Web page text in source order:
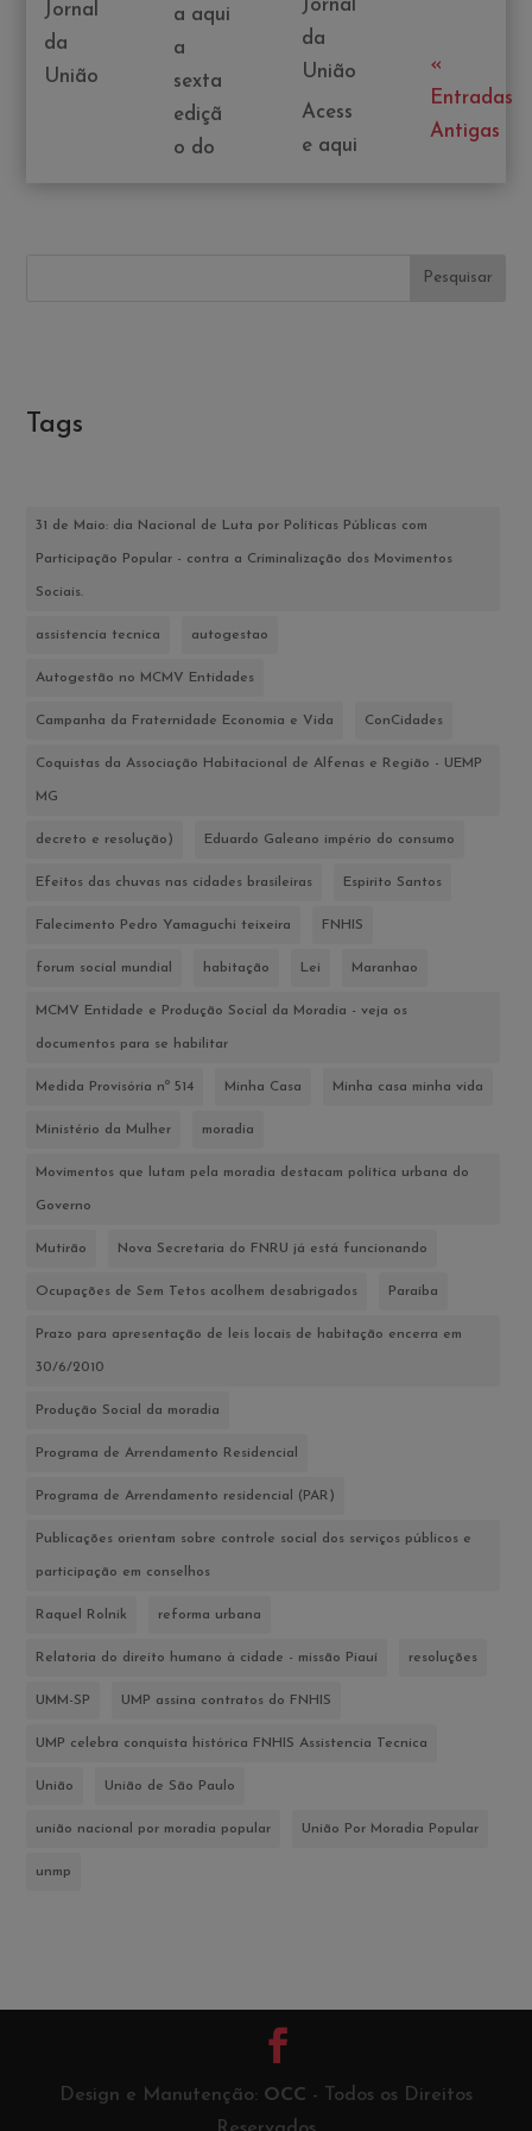
Jornal
da
União
a aqui
a
sexta
ediçã
o do
Jornal
da
União
Acess
e aqui
«
Entradas
Antigas
Pesquisar
Tags
31 de Maio: dia Nacional de Luta por Políticas Públicas com
Participação Popular - contra a Criminalização dos Movimentos
Sociais.
assistencia tecnica autogestao
Autogestão no MCMV Entidades
Campanha da Fraternidade Economia e Vida ConCidades
Coquistas da Associação Habitacional de Alfenas e Região - UEMP
MG
decreto e resolução) Eduardo Galeano império do consumo
Efeitos das chuvas nas cidades brasileiras Espirito Santos
Falecimento Pedro Yamaguchi teixeira FNHIS
forum social mundial habitação Lei Maranhao
MCMV Entidade e Produção Social da Moradia - veja os
documentos para se habilitar
Medida Provisória nº 514 Minha Casa Minha casa minha vida
Ministério da Mulher moradia
Movimentos que lutam pela moradia destacam política urbana do
Governo
Mutirão Nova Secretaria do FNRU já está funcionando
Ocupações de Sem Tetos acolhem desabrigados Paraíba
Prazo para apresentação de leis locais de habitação encerra em
30/6/2010
Produção Social da moradia
Programa de Arrendamento Residencial
Programa de Arrendamento residencial (PAR)
Publicações orientam sobre controle social dos serviços públicos e
participação em conselhos
Raquel Rolnik reforma urbana
Relatoria do direito humano à cidade - missão Piauí resoluções
UMM-SP UMP assina contratos do FNHIS
UMP celebra conquista histórica FNHIS Assistencia Tecnica
União União de São Paulo
união nacional por moradia popular União Por Moradia Popular
unmp
Design e Manutenção: OCC - Todos os Direitos